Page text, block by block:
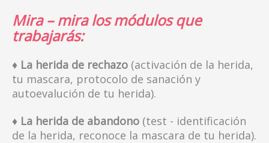
Mira – mira los módulos que
trabajarás:
♦ La herida de rechazo (activación de la herida,
tu mascara, protocolo de sanación y
autoevalución de tu herida).
♦ La herida de abandono (test - identificación
de la herida, reconoce la mascara de tu herida).